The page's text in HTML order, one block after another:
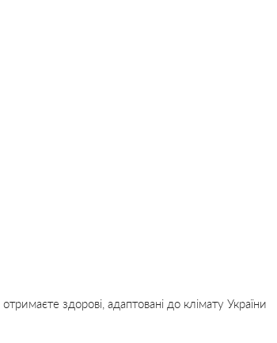
здорові, адаптовані до клімату України